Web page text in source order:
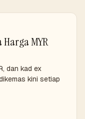
MYR
dan kad ex
kini setiap